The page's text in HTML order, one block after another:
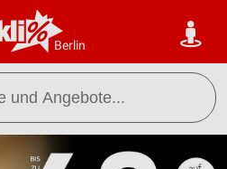
Berlin